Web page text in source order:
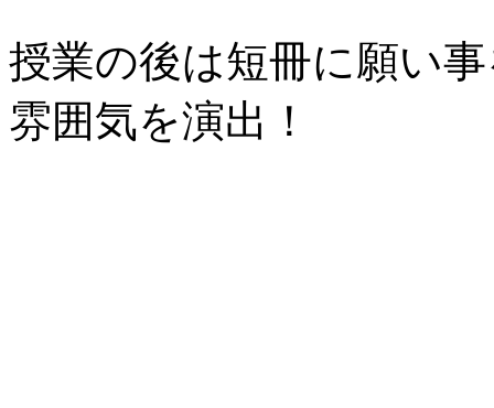
授業の後は短冊に願い
雰囲気を演出！